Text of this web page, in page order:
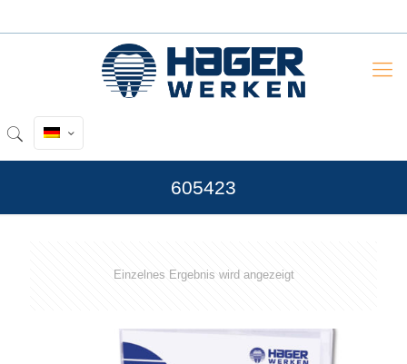
605423
Einzelnes Ergebnis wird angezeigt